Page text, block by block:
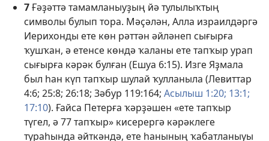
7Ғәҙәттә тамамланыуҙың йә тулылыҡтың
символы булып тора. Мәҫәлән, Алла израилдәргә
Иерихонды ете көн рәттән әйләнеп сығырға
ҡушҡан, ә етенсе көндә ҡаланы ете тапҡыр урап
сығырға кәрәк булған (Ешуа 6:15). Изге Яҙмала
был һан күп тапҡыр шулай ҡулланыла (Левиттар
4:6; 25:8; 26:18; Зәбур 119:164; Асылыш 1:20; 13:1;
17:10). Ғайса Петерға ҡәрҙәшен «ете тапҡыр
түгел, ә 77 тапҡыр» кисерергә кәрәклеге
тураһында әйткәндә, ете һанының ҡабатланыуы